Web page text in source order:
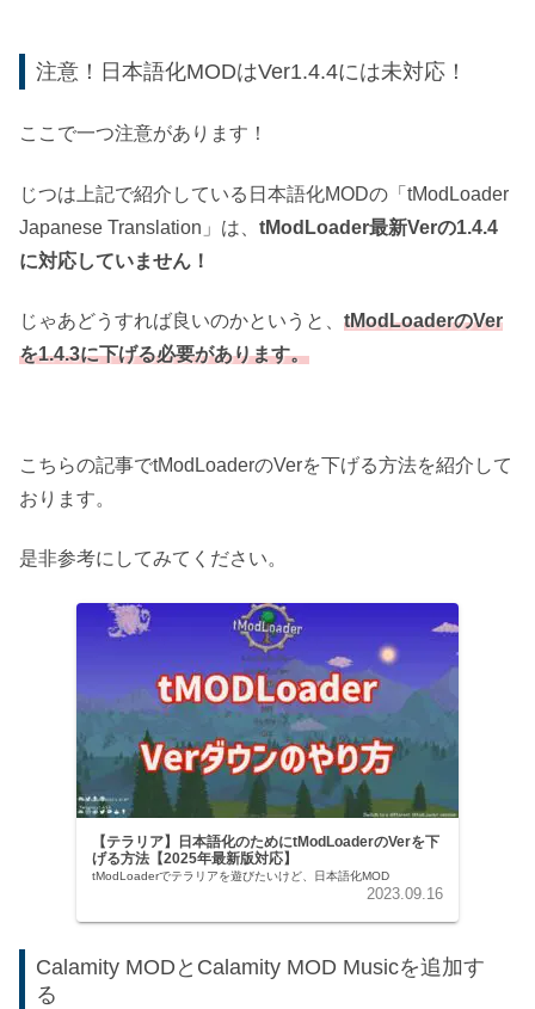
注意！日本語化MODはVer1.4.4には未対応！
ここで一つ注意があります！
じつは上記で紹介している日本語化MODの「tModLoader
Japanese Translation」は、 tModLoader最新Verの1.4.4
に対応していません！
じゃあどうすれば良いのかというと、 tModLoaderのVer
を1.4.3に下げる必要があります。
こちらの記事でtModLoaderのVerを下げる方法を紹介して
おります。
是非参考にしてみてください。
【テラリア】日本語化のためにtModLoaderのVerを下
げる方法【2025年最新版対応】
tModLoaderでテラリアを遊びたいけど、日本語化MOD
2023.09.16
Calamity MODとCalamity MOD Musicを追加す
る